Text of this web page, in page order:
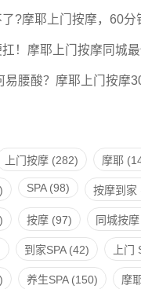
?摩耶上门按摩，60分
！摩耶上门按摩同城最
易腰酸？摩耶上门按摩
上门按摩(282) 摩耶
SPA(98) 按摩到家
按摩(97) 同城按摩
到家SPA(42) 上门
养生SPA(150) 摩